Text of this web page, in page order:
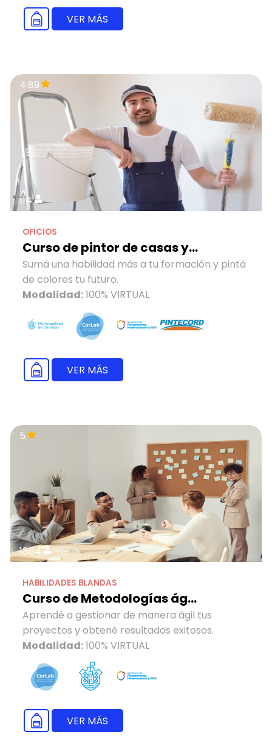
VER MÁS
4.89
114
OFICIOS
Curso de pintor de casas y...
Sumá una habilidad más a tu formación y pintá
de colores tu futuro.
Modalidad:100% VIRTUAL
VER MÁS
5
1864
HABILIDADES BLANDAS
Curso de Metodologías ág...
Aprendé a gestionar de manera ágil tus
proyectos y obtené resultados exitosos.
Modalidad:100% VIRTUAL
VER MÁS